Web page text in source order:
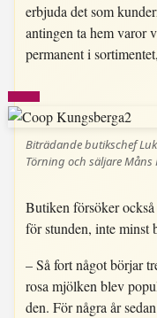
erbjuda det som
antingen ta hem varor
permanent i
Biträdande butikschef
Törning och säljare Måns
Butiken försöker
för stunden, inte minst
– Så fort något börjar
rosa mjölken blev
den. För några år